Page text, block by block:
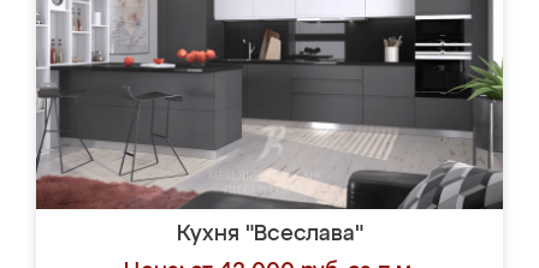
Кухня "Всеслава"